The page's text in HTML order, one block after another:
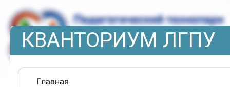
КВАНТОРИУМ ЛГПУ
Главная